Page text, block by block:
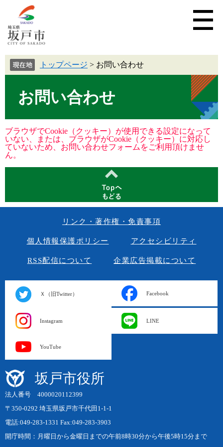
トップページ > お問い合わせ
お問い合わせ
ブラウザでCookie（クッキー）が使用できる設定になって
いない、または、ブラウザがCookie（クッキー）に対応し
ていないため、お問い合わせフォームをご利用頂けませ
ん。
リンク・著作権・免責事項
個人情報保護ポリシー アクセシビリティ
RSS配信について 企業広告掲載について
Ｘ（旧Twitter） Facebook
Instagram LINE
YouTube
坂戸市役所
法人番号 4000020112399
〒350-0292 埼玉県坂戸市千代田1-1-1
電話:049-283-1331 Fax:049-283-3903
開庁時間：月曜日から金曜日までの午前8時30分から午後5時15分まで